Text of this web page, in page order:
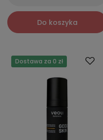
Do koszyka
Dostawa za 0 zł